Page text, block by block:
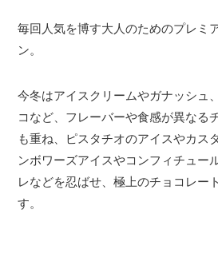
毎回人気を博す大人のためのプレミ
ン。
今冬はアイスクリームやガナッシュ
コなど、フレーバーや食感が異なる
も重ね、ピスタチオのアイスやカス
ンボワーズアイスやコンフィチュー
レなどを忍ばせ、極上のチョコレー
す。